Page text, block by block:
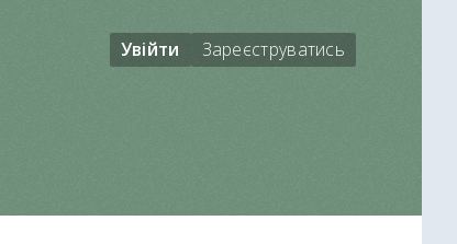
Увійти Зареєструватись